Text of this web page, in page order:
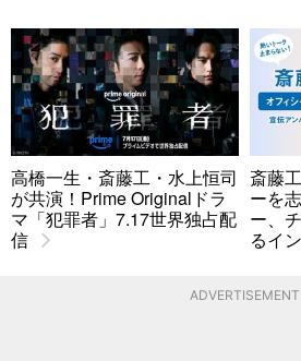
高橋一生・斎藤工・水上恒司
が共演！Prime Originalドラ
マ「犯罪者」7.17世界独占配
信
斎藤
ーを
ー、
るイ
ADVERTISEMENT